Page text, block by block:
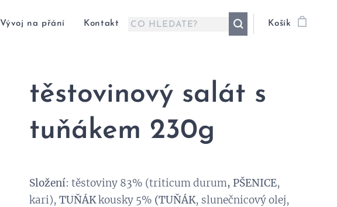
Vývoj na přání Kontakt Košík
těstovinový salát s
tuňákem 230g
Složení: těstoviny 83% (triticum durum, PŠENICE,
kari),TUŇÁKkousky 5% (TUŇÁK, slunečnicový olej,